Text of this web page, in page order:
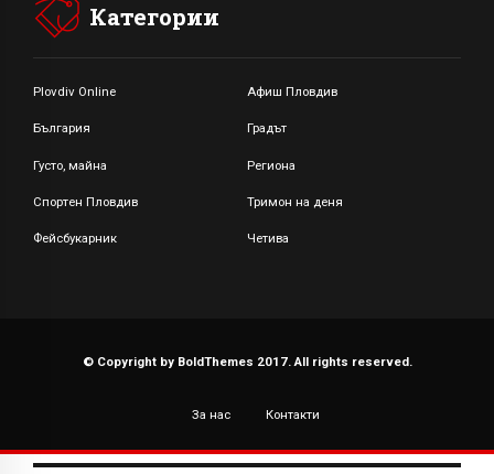
Категории
Plovdiv Online Афиш Пловдив
България Градът
Густо, майна Региона
Спортен Пловдив Тримон на деня
Фейсбукарник Четива
© Copyright by BoldThemes 2017. All rights reserved.
За нас Контакти